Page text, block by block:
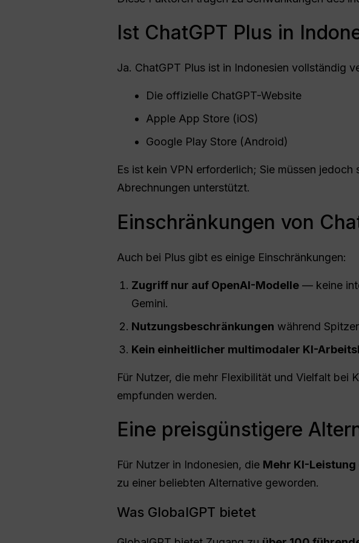
Ist ChatGPT Plus in
Ja. ChatGPT Plus ist in Indonesien vollständig
Die offizielle ChatGPT-Website
Apple App Store (iOS)
Google Play Store (Android)
Es ist kein VPN erforderlich; Sie müssen
Abrechnungen unterstützt.
Einschränkungen von
Auch bei Plus gibt es einige Einschränkungen:
Zugriff nur auf OpenAI-Modelle — keine
Gemini.
Nutzungsbeschränkungen während
Kein einheitlicher multimodaler KI-
Für Nutzer, die mehr Flexibilität und Vielfalt bei
empfunden werden.
Eine preisgünstigere
Für Nutzer in Indonesien, die Mehr KI-
zu einer beliebten Alternative geworden.
Was GlobalGPT bietet